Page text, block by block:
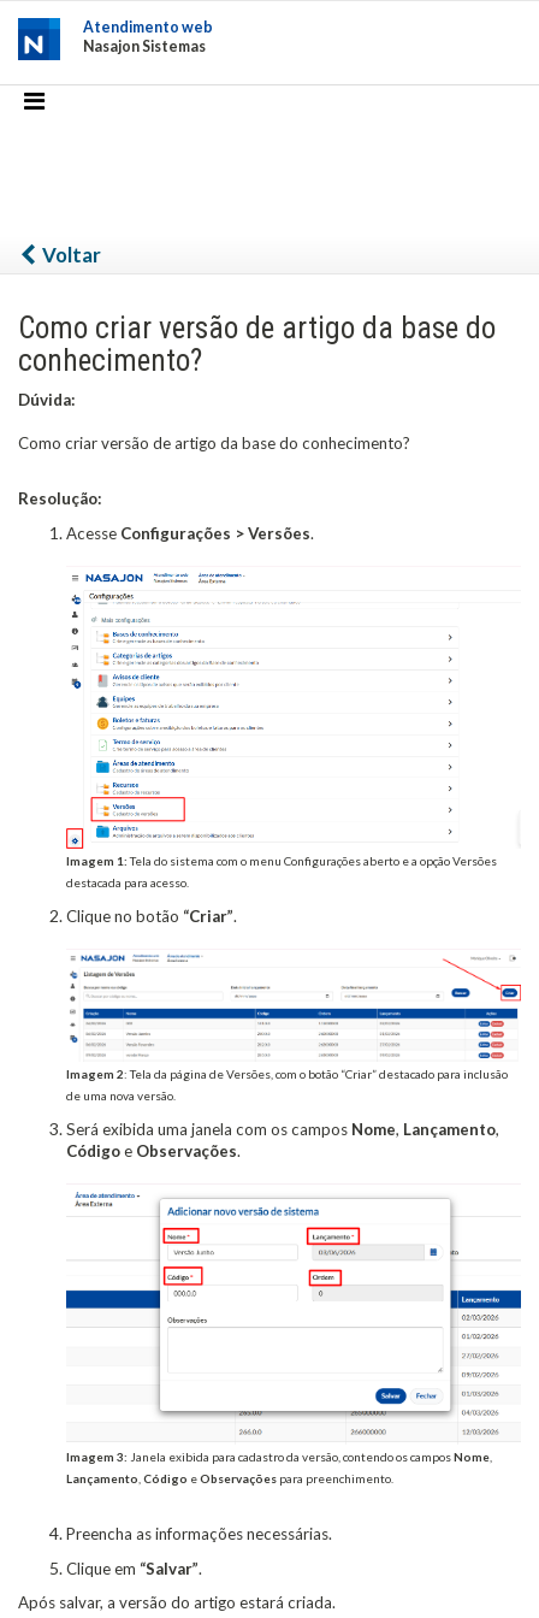
Atendimento web
Nasajon Sistemas
Voltar
Como criar versão de artigo da base do
conhecimento?
Dúvida:
Como criar versão de artigo da base do conhecimento?
Resolução:
Acesse Configurações > Versões.
Imagem 1:Tela do sistema com o menu Configurações aberto e a opção Versões
destacada para acesso.
Clique no botão “Criar”.
Imagem 2: Tela da página de Versões, com o botão “Criar” destacado para inclusão
de uma nova versão.
Será exibida uma janela com os campos Nome, Lançamento,
Códigoe Observações.
Imagem 3: Janela exibida para cadastro da versão, contendo os camposNome
Lançamento Código eObservações para preenchimento.
Preencha as informações necessárias.
Clique em “Salvar”.
Após salvar, a versão do artigo estará criada.